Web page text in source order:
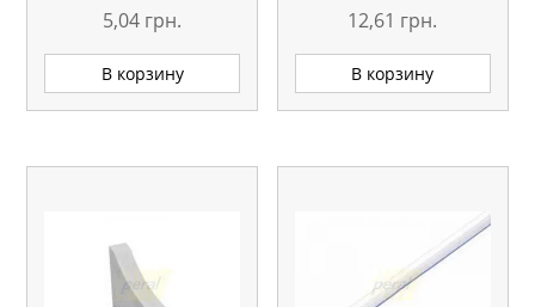
5,04 грн.
В корзину
12,61 грн.
В корзину